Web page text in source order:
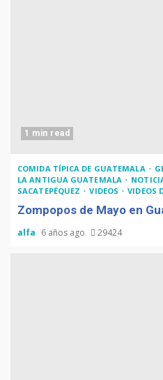
1 min read
COMIDA TÍPICA DE GUATEMALA
LA ANTIGUA GUATEMALA
SACATEPÉQUEZ
VIDEOS VIDEOS
Zompopos de Mayo en
alfa 6 años ago 29424